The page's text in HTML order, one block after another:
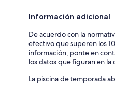
Información adicional
De acuerdo con la
efectivo que superen los
información, ponte en
los datos que figuran en la
La piscina de temporada